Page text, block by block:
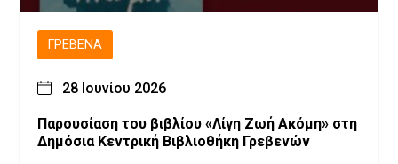
ΓΡΕΒΕΝΆ
28 Ιουνίου 2026
Παρουσίαση του βιβλίου «Λίγη Ζωή Ακόμη» στη
Δημόσια Κεντρική Βιβλιοθήκη Γρεβενών